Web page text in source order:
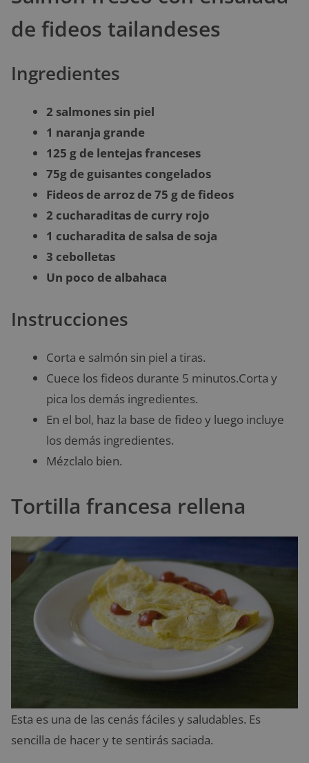
de fideos tailandeses
Ingredientes
2 salmones sin piel
1 naranja grande
125 g de lentejas franceses
75g de guisantes congelados
Fideos de arroz de 75 g de fideos
2 cucharaditas de curry rojo
1 cucharadita de salsa de soja
3 cebolletas
Un poco de albahaca
Instrucciones
Corta e salmón sin piel a tiras.
Cuece los fideos durante 5 minutos.Corta y
pica los demás ingredientes.
En el bol, haz la base de fideo y luego incluye
los demás ingredientes.
Mézclalo bien.
Tortilla francesa rellena
Esta es una de las cenás fáciles y saludables. Es
sencilla de hacer y te sentirás saciada.